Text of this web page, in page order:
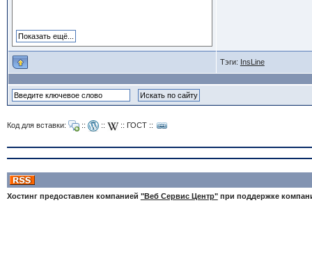
Тэги: InsLine
Код для вставки: :: :: :: ГОСТ::
Хостинг предоставлен компанией "Веб Сервис Центр"при поддержке